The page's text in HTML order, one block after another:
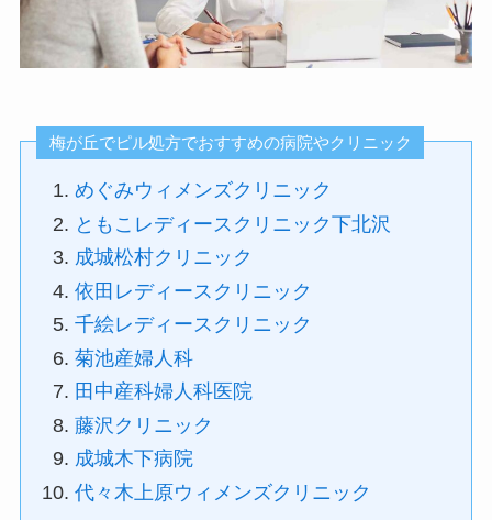
梅が丘でピル処方でおすすめの病院やクリニック
めぐみウィメンズクリニック
ともこレディースクリニック下北沢
成城松村クリニック
依田レディースクリニック
千絵レディースクリニック
菊池産婦人科
田中産科婦人科医院
藤沢クリニック
成城木下病院
代々木上原ウィメンズクリニック